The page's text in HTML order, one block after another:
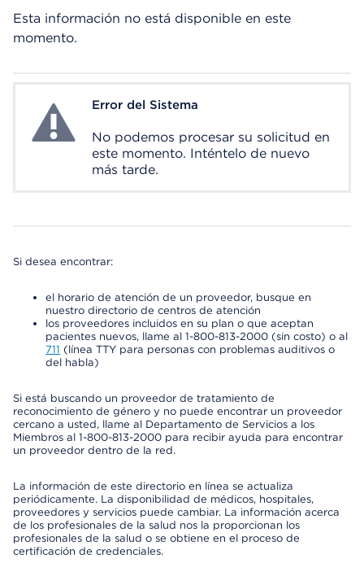
Esta información no está disponible en este
momento.
System ErrorError del Sistema
No podemos procesar su solicitud en
este momento. Inténtelo de nuevo
más tarde.
Si desea encontrar:
el horario de atención de un proveedor, busque en
nuestro directorio de centros de atención
los proveedores incluidos en su plan o que aceptan
pacientes nuevos, llame al 1-800-813-2000 (sin costo) o al
711 (línea TTY para personas con problemas auditivos o
del habla)
Si está buscando un proveedor de tratamiento de
reconocimiento de género y no puede encontrar un proveedor
cercano a usted, llame al Departamento de Servicios a los
Miembros al 1-800-813-2000 para recibir ayuda para encontrar
un proveedor dentro de la red.
La información de este directorio en línea se actualiza
periódicamente. La disponibilidad de médicos, hospitales,
proveedores y servicios puede cambiar. La información acerca
de los profesionales de la salud nos la proporcionan los
profesionales de la salud o se obtiene en el proceso de
certificación de credenciales.